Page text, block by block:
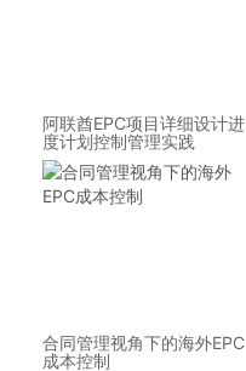
阿联酋EPC项目详细设计进
度计划控制管理实践
合同管理视角下的海外EPC
成本控制